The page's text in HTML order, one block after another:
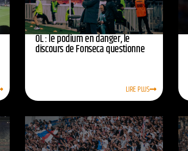
OL : le podium en danger, le
discours de Fonseca questionne
LIRE PLUS